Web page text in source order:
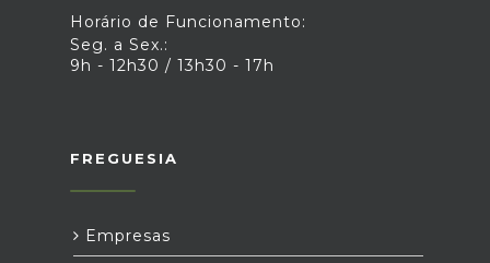
Horário de Funcionamento:
Seg. a Sex.:
9h - 12h30 / 13h30 - 17h
FREGUESIA
Empresas